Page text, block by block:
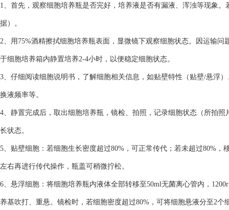
1、首先，观察细胞培养瓶是否完好，培养液是否有漏液、浑浊等现象
据）。
2、用75%酒精擦拭细胞培养瓶表面，显微镜下观察细胞状态。因运输
于细胞培养箱内静置培养2-4小时，以便稳定细胞状态。
3、仔细阅读细胞说明书，了解细胞相关信息，如贴壁特性（贴壁/悬浮
换液频率等。
4、静置完成后，取出细胞培养瓶，镜检、拍照，记录细胞状态（所拍
长状态。
5、贴壁细胞：若细胞生长密度超过80%，可正常传代；若未超过80%
左右再进行传代操作，瓶盖可稍微拧松。
6、悬浮细胞：将细胞培养瓶内液体全部转移至50ml无菌离心管内，
养基吹打、重悬。镜检时，若细胞密度超过80%，可将细胞悬液分至2